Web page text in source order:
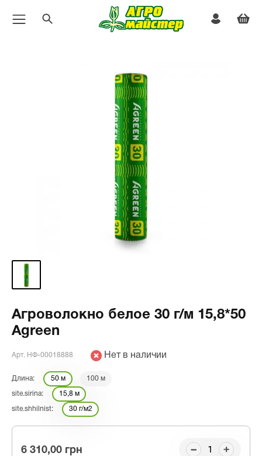
Агроволокно белое 30 г/м 15,8*50
Agreen
Арт. НФ-00018888 Нет в наличии
Длина: 50 м 100 м
site.sirina: 15,8 м
site.shhilnist: 30 г/м2
6 310,00 грн